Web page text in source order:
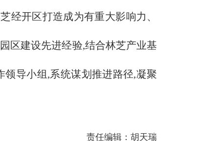
经开区打造成为有重大影响力、
区建设先进经验,结合林芝产业基
导小组,系统谋划推进路径,凝聚
责任编辑：胡天瑞